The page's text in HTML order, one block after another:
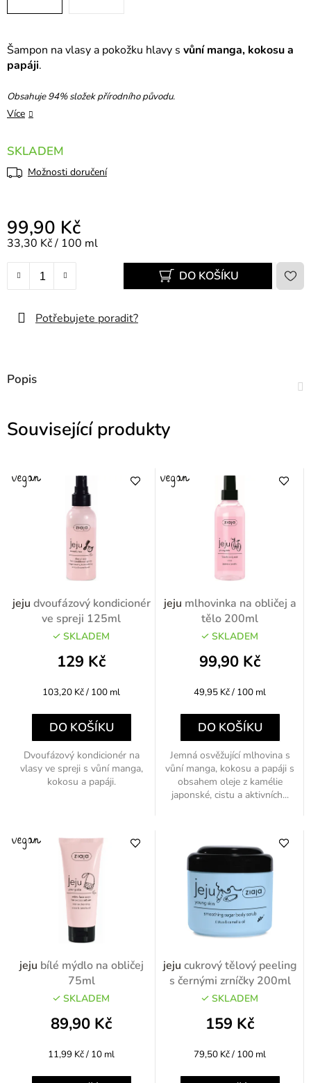
Šampon na vlasy a pokožku hlavy s vůní manga, kokosu a
papáji.
Obsahuje 94% složek přírodního původu.
Více
SKLADEM
Možnosti doručení
99,90 Kč
Měrná cena:
33,30 Kč / 100 ml
DO KOŠÍKU
Potřebujete poradit?
Popis
Související produkty
jeju dvoufázový kondicionér
ve spreji 125ml
SKLADEM
129 Kč
Měrná
103,20 Kč / 100 ml
DO KOŠÍKU
Dvoufázový kondicionér na
vlasy ve spreji s vůní manga,
kokosu a papáji.
jeju mlhovinka na obličej a
tělo 200ml
SKLADEM
99,90 Kč
Měrná
49,95 Kč / 100 ml
DO KOŠÍKU
Jemná osvěžující mlhovina s
vůní manga, kokosu a papáji s
obsahem oleje z kamélie
japonské, cistu a aktivních...
jeju bílé mýdlo na obličej
75ml
SKLADEM
89,90 Kč
Měrná
11,99 Kč / 10 ml
jeju cukrový tělový peeling
s černými zrníčky 200ml
SKLADEM
159 Kč
Měrná
79,50 Kč / 100 ml